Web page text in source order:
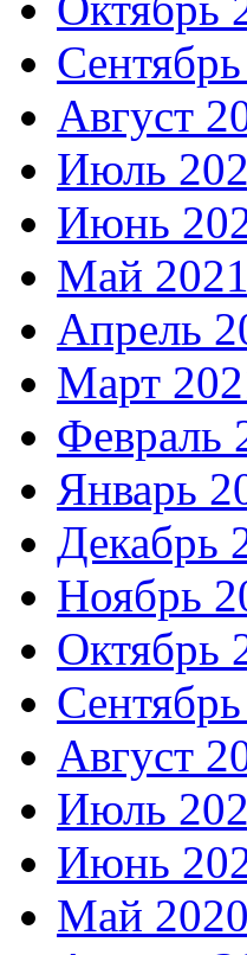
Август
Июль
Июнь
Май 2021
Апрель
Март
Февраль
Январь
Декабрь
Ноябрь
Октябрь
Август
Июль
Июнь
Май 2020